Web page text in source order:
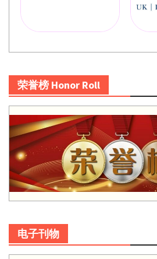
荣誉榜 Honor Roll
电子刊物